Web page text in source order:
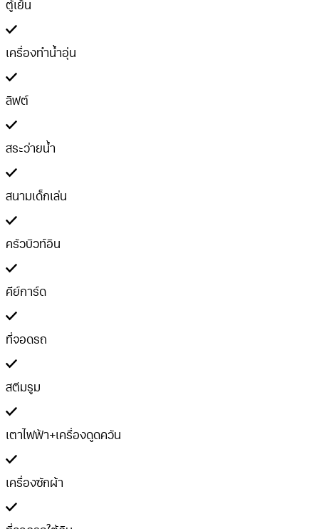
ตู้เย็น
เครื่องทำน้ำอุ่น
ลิฟต์
สระว่ายน้ำ
สนามเด็กเล่น
ครัวบิวท์อิน
คีย์การ์ด
ที่จอดรถ
สตีมรูม
เตาไฟฟ้า+เครื่องดูดควัน
เครื่องซักผ้า